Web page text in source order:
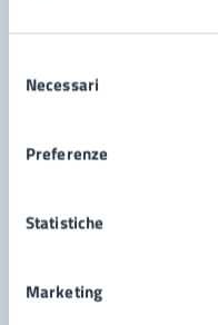
delNecessari
Preferenze
Statistiche
Marketing
Contatta il comune
Richiedi assistenza
Segnala disservizio